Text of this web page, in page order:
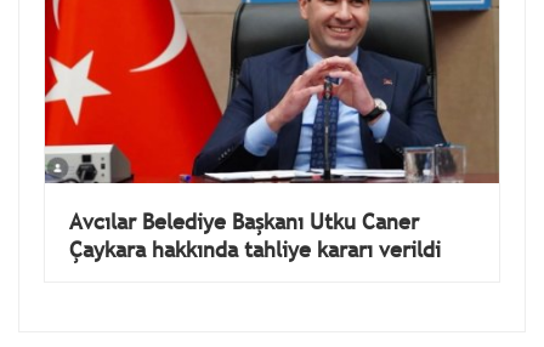
Avcılar Belediye Başkanı Utku Caner
Çaykara hakkında tahliye kararı verildi